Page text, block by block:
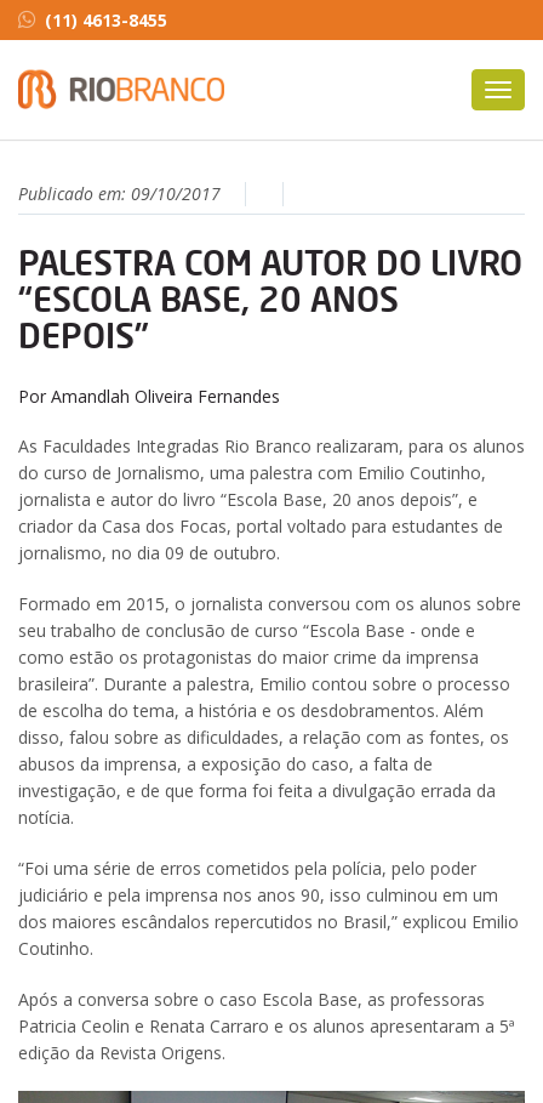
(11) 4613-8455
Publicado em: 09/10/2017
PALESTRA COM AUTOR DO LIVRO
“ESCOLA BASE, 20 ANOS
DEPOIS”
Por Amandlah Oliveira Fernandes
As Faculdades Integradas Rio Branco realizaram, para os alunos
do curso de Jornalismo, uma palestra com Emilio Coutinho,
jornalista e autor do livro “Escola Base, 20 anos depois”, e
criador da Casa dos Focas, portal voltado para estudantes de
jornalismo, no dia 09 de outubro.
Formado em 2015, o jornalista conversou com os alunos sobre
seu trabalho de conclusão de curso “Escola Base - onde e
como estão os protagonistas do maior crime da imprensa
brasileira”. Durante a palestra, Emilio contou sobre o processo
de escolha do tema, a história e os desdobramentos. Além
disso, falou sobre as dificuldades, a relação com as fontes, os
abusos da imprensa, a exposição do caso, a falta de
investigação, e de que forma foi feita a divulgação errada da
notícia.
“Foi uma série de erros cometidos pela polícia, pelo poder
judiciário e pela imprensa nos anos 90, isso culminou em um
dos maiores escândalos repercutidos no Brasil,” explicou Emilio
Coutinho.
Após a conversa sobre o caso Escola Base, as professoras
Patricia Ceolin e Renata Carraro e os alunos apresentaram a 5ª
edição da Revista Origens.